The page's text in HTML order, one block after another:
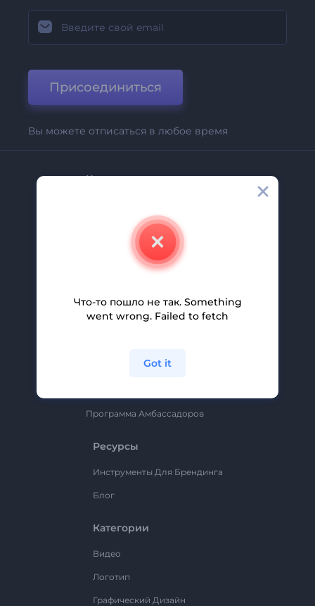
Присоединиться
Вы можете отписаться в любое время
Компания
Свяжитесь С Нами
Помощь И Поддержка
Партнерская Программа
Политика Конфиденциальности
Программа Амбассадоров
Ресурсы
Инструменты Для Брендинга
Блог
Категории
Видео
Логотип
Графический Дизайн
Что-то пошло не так. Something
went wrong. Failed to fetch
Got it